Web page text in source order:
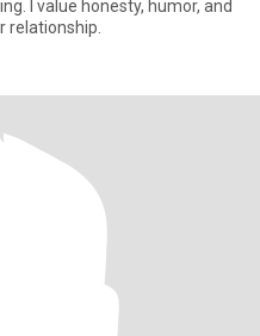
I value honesty, humor, and
relationship.